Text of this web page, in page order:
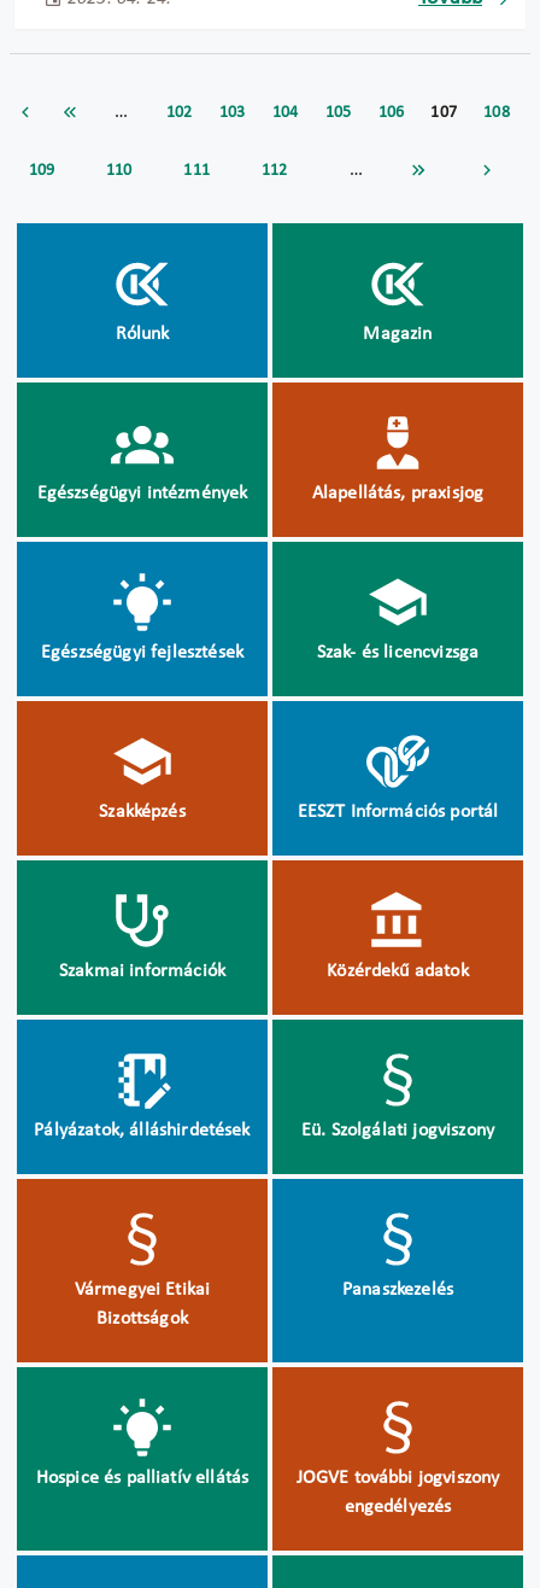
… 102 103 104 105 106 107 108
109 110 111 112 …
Rólunk Magazin
Egészségügyi intézmények Alapellátás, praxisjog
Egészségügyi fejlesztések Szak- és licencvizsga
Szakképzés EESZT Információs portál
Szakmai információk Közérdekű adatok
Pályázatok, álláshirdetések Eü. Szolgálati jogviszony
Vármegyei Etikai
Bizottságok
Panaszkezelés
Hospice és palliatív ellátás
JOGVE további jogviszony
engedélyezés